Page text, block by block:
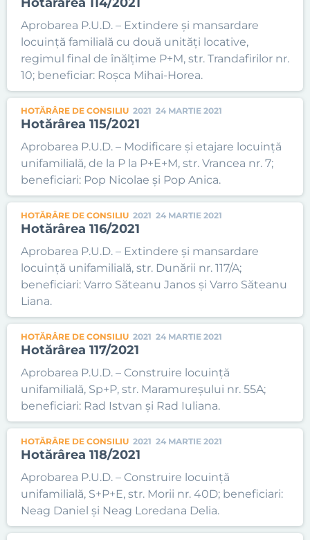
Aprobarea P.U.D. – Extindere și mansardare
locuință familială cu două unități locative,
regimul final de înălțime P+M, str. Trandafirilor nr.
10; beneficiar: Roșca Mihai-Horea.
HOTĂRÂRE DE CONSILIU 2021 24 MARTIE 2021
Hotărârea 115/2021
Aprobarea P.U.D. – Modificare și etajare locuință
unifamilială, de la P la P+E+M, str. Vrancea nr. 7;
beneficiari: Pop Nicolae și Pop Anica.
HOTĂRÂRE DE CONSILIU 2021 24 MARTIE 2021
Hotărârea 116/2021
Aprobarea P.U.D. – Extindere și mansardare
locuință unifamilială, str. Dunării nr. 117/A;
beneficiari: Varro Săteanu Janos și Varro Săteanu
Liana.
HOTĂRÂRE DE CONSILIU 2021 24 MARTIE 2021
Hotărârea 117/2021
Aprobarea P.U.D. – Construire locuință
unifamilială, Sp+P, str. Maramureșului nr. 55A;
beneficiari: Rad Istvan și Rad Iuliana.
HOTĂRÂRE DE CONSILIU 2021 24 MARTIE 2021
Hotărârea 118/2021
Aprobarea P.U.D. – Construire locuință
unifamilială, S+P+E, str. Morii nr. 40D; beneficiari:
Neag Daniel și Neag Loredana Delia.